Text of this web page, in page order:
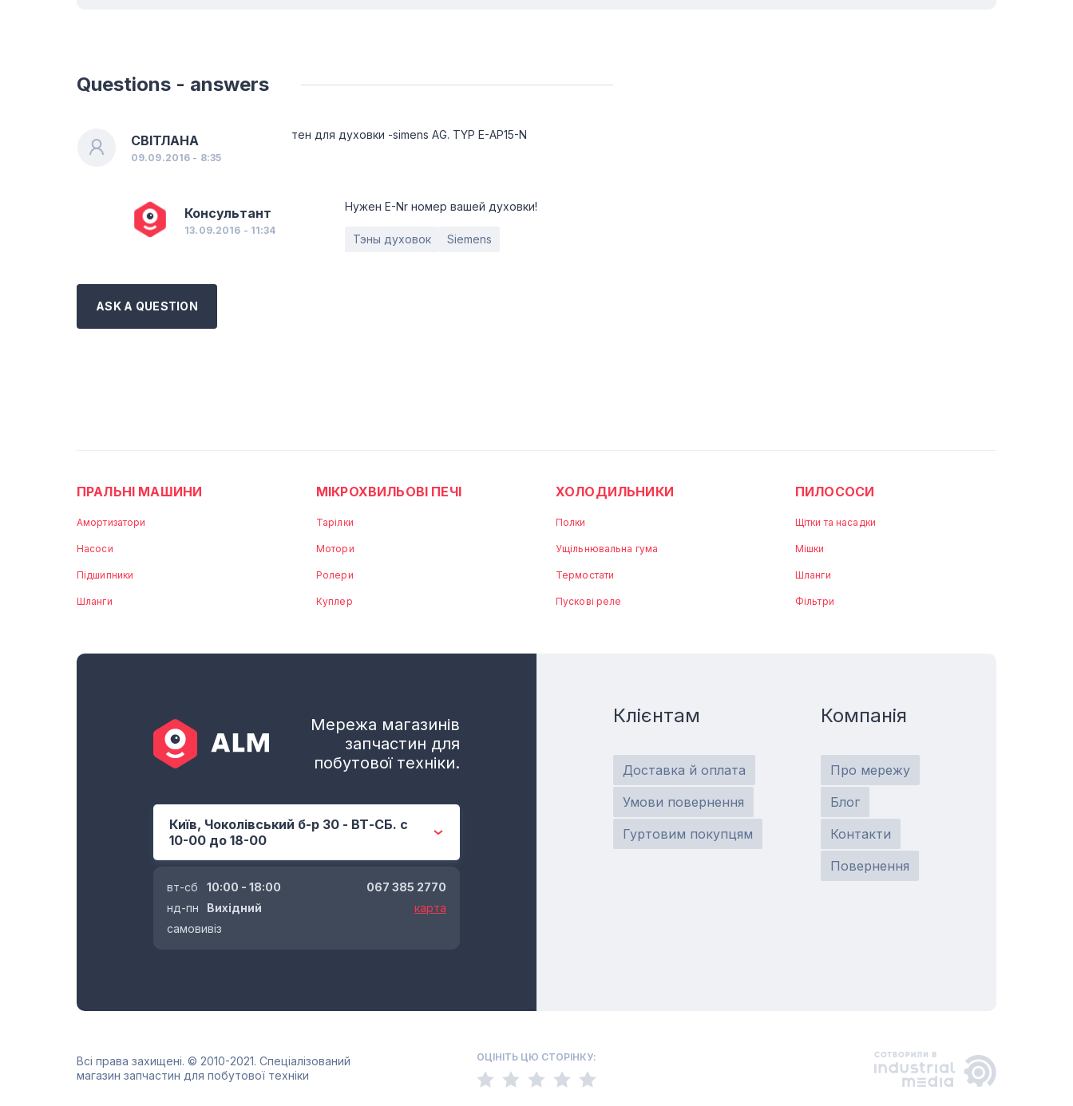
Questions - answers
СВІТЛАНА
09.09.2016 - 8:35
тен для духовки -simens AG. TYP E-AP15-N
Консультант
13.09.2016 - 11:34
Нужен E-Nr номер вашей духовки!
Тэны духовок Siemens
ASK A QUESTION
ПРАЛЬНІ МАШИНИ
Амортизатори
Насоси
Підшипники
Шланги
МІКРОХВИЛЬОВІ ПЕЧІ
Тарілки
Мотори
Ролери
Куплер
ХОЛОДИЛЬНИКИ
Полки
Ущільнювальна гума
Термостати
Пускові реле
ПИЛОСОСИ
Щітки та насадки
Мішки
Шланги
Фільтри
Мережа магазинів
запчастин для
побутової техніки.
Київ, Чоколівський б-р 30 - ВТ-СБ. с
10-00 до 18-00
вт-сб
10:00 - 18:00
нд-пн
Вихідний
самовивіз
067 385 2770
карта
Клієнтам
Доставка й оплата
Умови повернення
Гуртовим покупцям
Компанія
Про мережу
Блог
Контакти
Повернення
Всі права захищені. © 2010-2021. Спеціалізований
магазин запчастин для побутової техніки
ОЦІНІТЬ ЦЮ СТОРІНКУ: